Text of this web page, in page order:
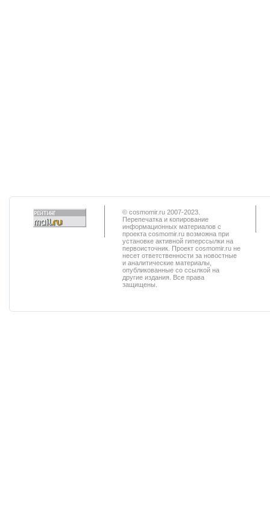
© cosmomir.ru 2007-2023.
Перепечатка и копирование
информационных материалов с
проекта cosmomir.ru возможна при
установке активной гиперссылки на
первоисточник. Проект cosmomir.ru не
несет ответственности за новостные
и аналитические материалы,
опубликованные со ссылкой на
другие издания. Все права
защищены.